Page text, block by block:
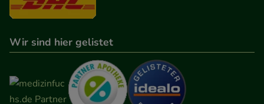
anzuzeigen und unser Partnerprogramm zu
Statistik & Tracking:Hierüber lassen sich
Informationen über die Art und Weise der Nutzung
unserer Website sammeln, mit deren Hilfe wir
Wir sind hier gelistet